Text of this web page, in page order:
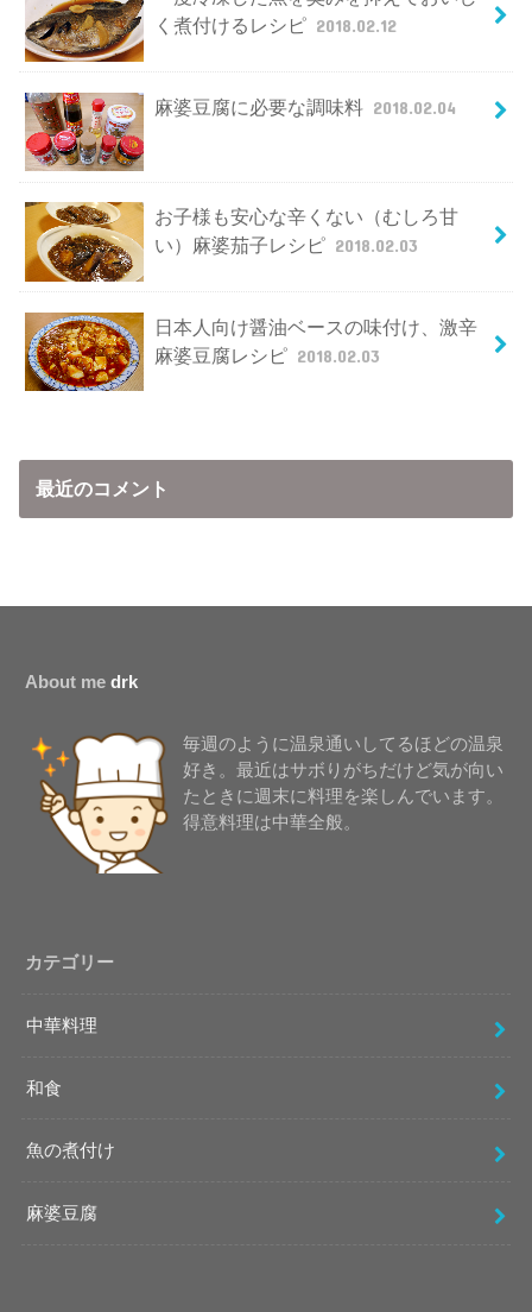
く煮付けるレシピ 2018.02.12
麻婆豆腐に必要な調味料 2018.02.04
お子様も安心な辛くない（むしろ甘
い）麻婆茄子レシピ 2018.02.03
日本人向け醤油ベースの味付け、激辛
麻婆豆腐レシピ 2018.02.03
最近のコメント
About me drk
毎週のように温泉通いしてるほどの温泉
好き。最近はサボりがちだけど気が向い
たときに週末に料理を楽しんでいます。
得意料理は中華全般。
カテゴリー
中華料理
和食
魚の煮付け
麻婆豆腐